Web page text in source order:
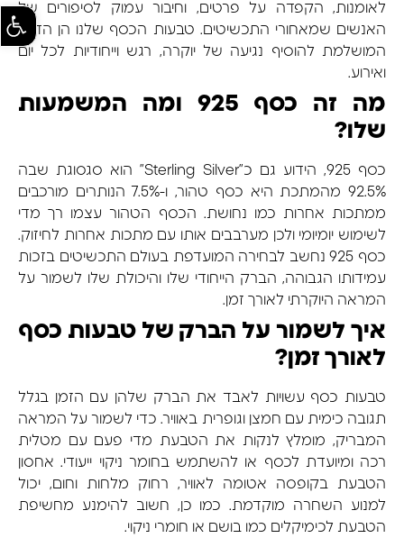
לאומנות, הקפדה על פרטים, וחיבור עמוק לסיפורים של
האנשים שמאחורי התכשיטים. טבעות הכסף שלנו הן הדרך
המושלמת להוסיף נגיעה של יוקרה, רגש וייחודיות לכל יום
ואירוע.
מה זה כסף 925 ומה המשמעות
שלו?
כסף 925, הידוע גם כ”Sterling Silver” הוא סגסוגת שבה
92.5% מהמתכת היא כסף טהור, ו-7.5% הנותרים מורכבים
ממתכות אחרות כמו נחושת. הכסף הטהור עצמו רך מדי
לשימוש יומיומי ולכן מערבבים אותו עם מתכות אחרות לחיזוק.
כסף 925 נחשב לבחירה המועדפת בעולם התכשיטים בזכות
עמידותו הגבוהה, הברק הייחודי שלו והיכולת שלו לשמור על
המראה היוקרתי לאורך זמן.
איך לשמור על הברק של טבעות כסף
לאורך זמן?
טבעות כסף עשויות לאבד את הברק שלהן עם הזמן בגלל
תגובה כימית עם חמצן וגופרית באוויר. כדי לשמור על המראה
המבריק, מומלץ לנקות את הטבעת מדי פעם עם מטלית
רכה ומיועדת לכסף או להשתמש בחומר ניקוי ייעודי. אחסון
הטבעת בקופסה אטומה לאוויר, רחוק מלחות וחום, יכול
למנוע השחרה מוקדמת. כמו כן, חשוב להימנע מחשיפת
הטבעת לכימיקלים כמו בושם או חומרי ניקוי.
פתח